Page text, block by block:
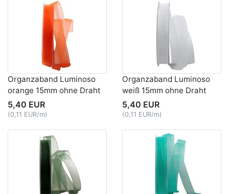
Organzaband Luminoso
orange 15mm ohne Draht
5,40 EUR
(0,11 EUR/m)
Organzaband Luminoso
weiß 15mm ohne Draht
5,40 EUR
(0,11 EUR/m)